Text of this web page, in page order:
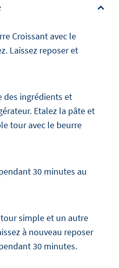
Croissant avec le
Laissez reposer et
des ingrédients et
Etalez la pâte et
tour avec le beurre
30 minutes au
simple et un autre
à nouveau reposer
30 minutes.